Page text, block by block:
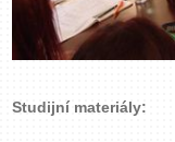
Studijní materiály: